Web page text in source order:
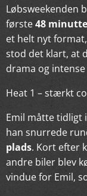
Løbsweekenden
første48
et helt nyt
stod det klart, at
drama og
Heat 1 – stærkt
Emil måtte tidligt
han snurrede
plads. Kort efter
andre biler blev
vindue for Emil,